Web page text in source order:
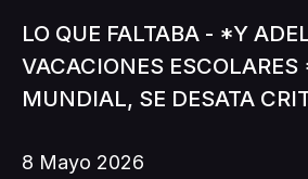
LO QUE FALTABA - *Y
VACACIONES
MUNDIAL, SE DESATA
8 Mayo 2026